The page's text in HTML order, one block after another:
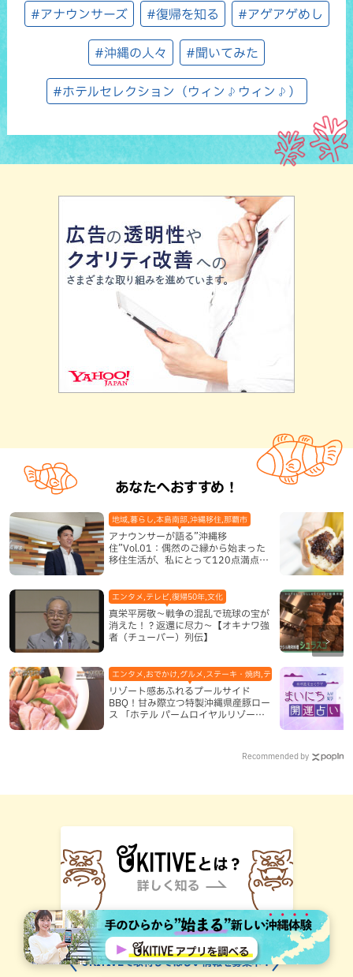
#アナウンサーズ #復帰を知る #アゲアゲめし
#沖縄の人々 #聞いてみた
#ホテルセレクション（ウィン♪ウィン♪）
あなたへおすすめ！
アナウンサーが語る”沖縄移
住”Vol.01：偶然のご縁から始まった
移住生活が、私にとって120点満点に
地域,暮らし,本島南部,沖縄移住,那覇市
真栄平房敬～戦争の混乱で琉球の宝が
消えた！？返還に尽力～【オキナワ強
者（チューバー）列伝】
エンタメ,テレビ,復帰50年,文化
リゾート感あふれるプールサイド
BBQ！甘み際立つ特製沖縄県産豚ロー
ス 「ホテル パームロイヤルリゾート
エンタメ,おでかけ,グルメ,ステーキ・焼肉,テレビ,ホテル,地域,本島
Recommended by
OKITIVEで取材してほしい情報を募集中！